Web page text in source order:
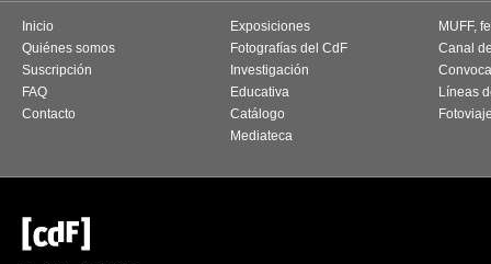
Inicio
Quiénes somos
Suscripción
FAQ
Contacto
Exposiciones
Fotografías del CdF
Investigación
Educativa
Catálogo
Mediateca
MUFF,
Canal
Líneas